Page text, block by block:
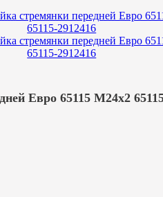
Евро 65115 М24х2